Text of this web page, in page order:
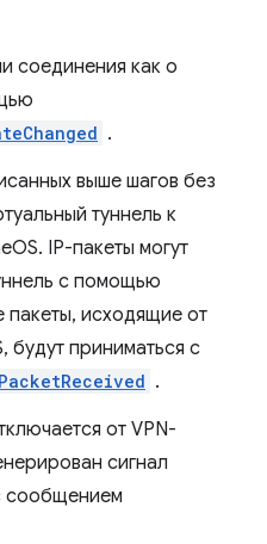
соединения как о
.
выше шагов без
туннель к
IP-пакеты могут
с помощью
пакеты, исходящие от
будут приниматься с
.
от VPN-
сигнал
сообщением